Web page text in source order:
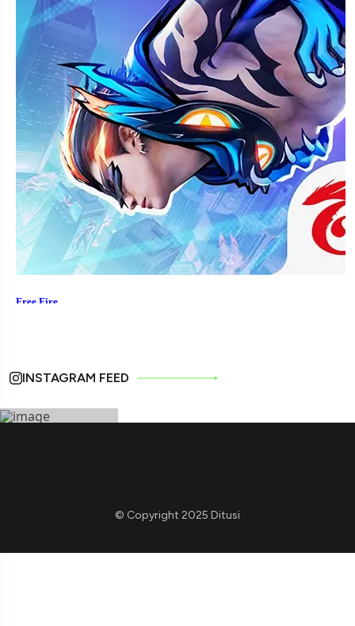
INSTAGRAM FEED
© Copyright 2025 Ditusi